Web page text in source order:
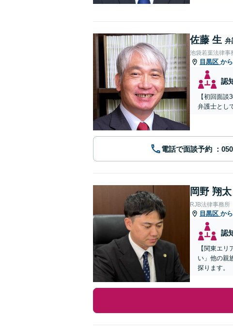
佐藤 生 弁
池袋若葉法律事
目黒区 か
認
【初回面
弁護士とし
電話で面談予約
岡野 翔太
RJB法律事務所
目黒区 か
認
【関東エ
い」他の親
探ります。